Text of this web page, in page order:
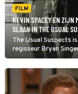
FILM
KEVIN SPACEY EN ZIJN
SLAAN IN THE USUAL
The Usual Suspects
regisseur Bryan
McQuarrie verdiende
kreeg een Oscar voor